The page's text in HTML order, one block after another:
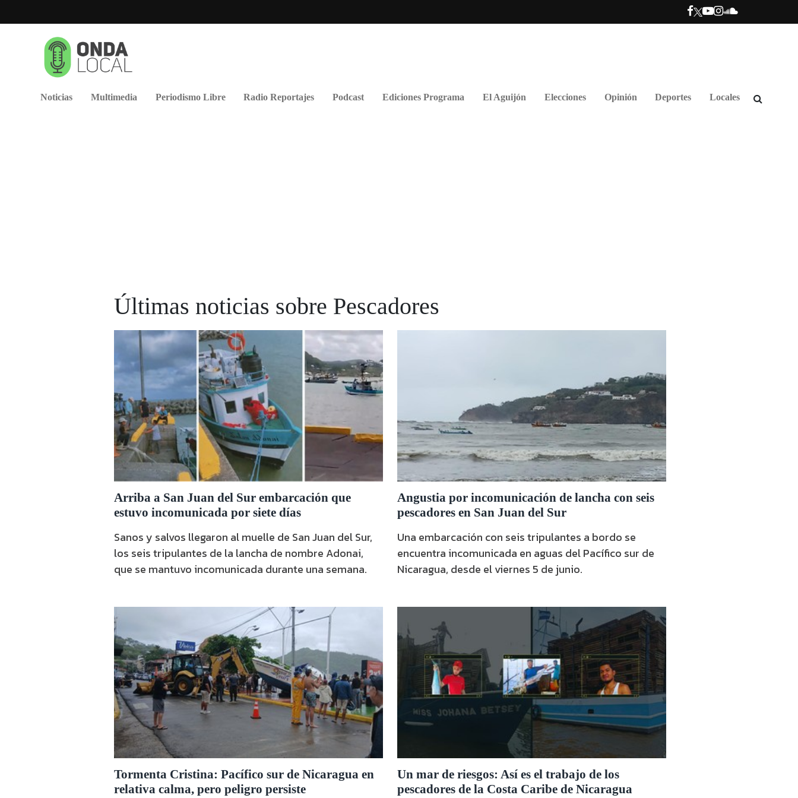
Noticias Multimedia Periodismo Libre Radio Reportajes Podcast Ediciones Programa El Aguijón Elecciones Opinión Deportes Locales
Últimas noticias sobre Pescadores
Arriba a San Juan del Sur embarcación que
estuvo incomunicada por siete días
Sanos y salvos llegaron al muelle de San Juan del Sur,
los seis tripulantes de la lancha de nombre Adonai,
que se mantuvo incomunicada durante una semana.
Angustia por incomunicación de lancha con seis
pescadores en San Juan del Sur
Una embarcación con seis tripulantes a bordo se
encuentra incomunicada en aguas del Pacífico sur de
Nicaragua, desde el viernes 5 de junio.
Tormenta Cristina: Pacífico sur de Nicaragua en
relativa calma, pero peligro persiste
Un mar de riesgos: Así es el trabajo de los
pescadores de la Costa Caribe de Nicaragua